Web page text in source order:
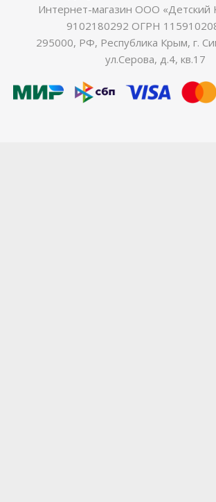
Интернет-магазин ООО
9102180292 ОГРН
295000, РФ, Республика Крым, г.
ул.Серова, д.4, кв.17